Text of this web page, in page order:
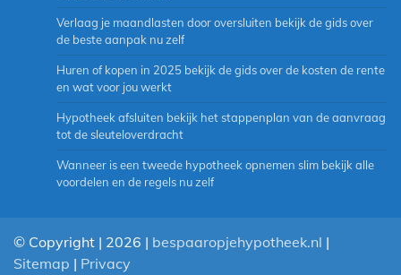
Verlaag je maandlasten door oversluiten bekijk de gids over
de beste aanpak nu zelf
Huren of kopen in 2025 bekijk de gids over de kosten de rente
en wat voor jou werkt
Hypotheek afsluiten bekijk het stappenplan van de aanvraag
tot de sleuteloverdracht
Wanneer is een tweede hypotheek opnemen slim bekijk alle
voordelen en de regels nu zelf
© Copyright | 2026 | bespaaropjehypotheek.nl |
Sitemap | Privacy